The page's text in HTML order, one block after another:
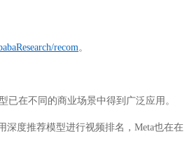
recom 。
已在不同的商业场景中得到广泛应用。
深度推荐模型进行视频排名，Meta也在在